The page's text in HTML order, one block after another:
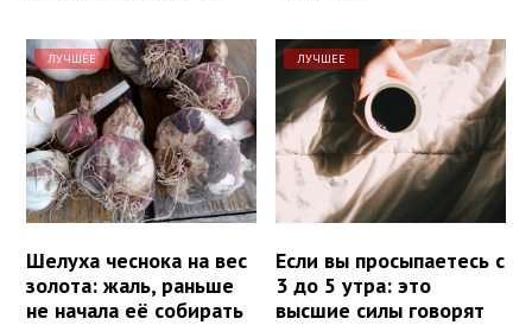
ЛУЧШЕЕ
Шелуха чеснока на вес
золота: жаль, раньше
не начала её собирать
ЛУЧШЕЕ
Если вы просыпаетесь с
3 до 5 утра: это
высшие силы говорят